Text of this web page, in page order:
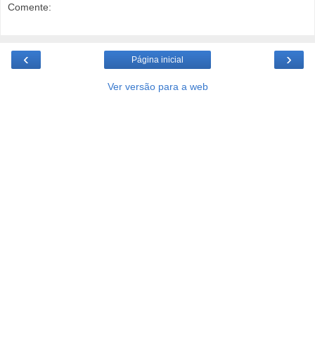
Comente:
‹ ›
Página inicial
Ver versão para a web